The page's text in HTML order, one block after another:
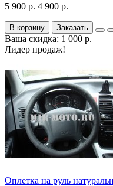
5 900 р. 4 900 р.
В корзину Заказать
Ваша скидка: 1 000 р.
Лидер продаж!
Оплетка на руль